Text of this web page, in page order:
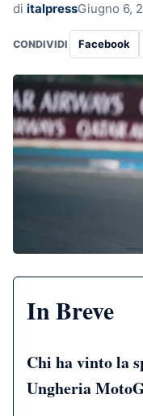
di italpressGiugno 6,
CONDIVIDI Facebook
In Breve
Chi ha vinto la
Ungheria